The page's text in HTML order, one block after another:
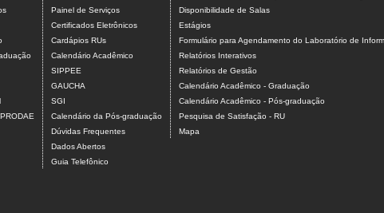
Painel de Serviços
Certificados Eletrônicos
Cardápios RUs
Calendário Acadêmico
SIPPEE
GAUCHA
SGI
Calendário da Pós-graduação
Dúvidas Frequentes
Dados Abertos
Guia Telefônico
Disponibilidade de Salas
Estágios
Formulário para Agendamento do Laboratório de
Relatórios Interativos
Relatórios de Gestão
Calendário Acadêmico - Graduação
Calendário Acadêmico - Pós-graduação
Pesquisa de Satisfação - RU
Mapa